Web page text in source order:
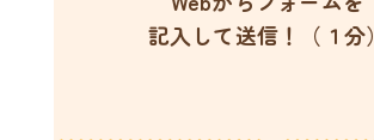
記入して送信！（１分）